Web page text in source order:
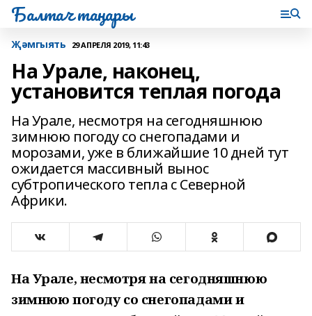
Балтач таңнары
Җәмгыять 29 АПРЕЛЯ 2019, 11:43
На Урале, наконец,
установится теплая погода
На Урале, несмотря на сегодняшнюю
зимнюю погоду со снегопадами и
морозами, уже в ближайшие 10 дней тут
ожидается массивный вынос
субтропического тепла с Северной
Африки.
На Урале, несмотря на сегодняшнюю
зимнюю погоду со снегопадами и